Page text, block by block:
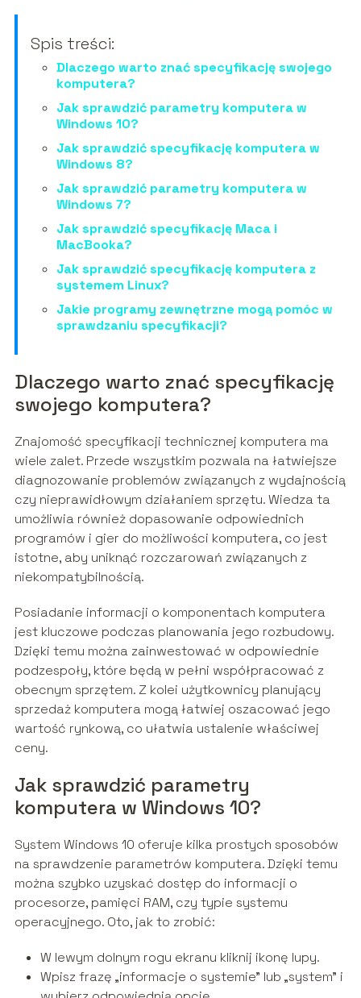
Spis treści:
Dlaczego warto znać specyfikację swojego
komputera?
Jak sprawdzić parametry komputera w
Windows 10?
Jak sprawdzić specyfikację komputera w
Windows 8?
Jak sprawdzić parametry komputera w
Windows 7?
Jak sprawdzić specyfikację Maca i
MacBooka?
Jak sprawdzić specyfikację komputera z
systemem Linux?
Jakie programy zewnętrzne mogą pomóc w
sprawdzaniu specyfikacji?
Dlaczego warto znać specyfikację
swojego komputera?
Znajomość specyfikacji technicznej komputera ma
wiele zalet. Przede wszystkim pozwala na łatwiejsze
diagnozowanie problemów związanych z wydajnością
czy nieprawidłowym działaniem sprzętu. Wiedza ta
umożliwia również dopasowanie odpowiednich
programów i gier do możliwości komputera, co jest
istotne, aby uniknąć rozczarowań związanych z
niekompatybilnością.
Posiadanie informacji o komponentach komputera
jest kluczowe podczas planowania jego rozbudowy.
Dzięki temu można zainwestować w odpowiednie
podzespoły, które będą w pełni współpracować z
obecnym sprzętem. Z kolei użytkownicy planujący
sprzedaż komputera mogą łatwiej oszacować jego
wartość rynkową, co ułatwia ustalenie właściwej
ceny.
Jak sprawdzić parametry
komputera w Windows 10?
System Windows 10 oferuje kilka prostych sposobów
na sprawdzenie parametrów komputera. Dzięki temu
można szybko uzyskać dostęp do informacji o
procesorze, pamięci RAM, czy typie systemu
operacyjnego. Oto, jak to zrobić:
W lewym dolnym rogu ekranu kliknij ikonę lupy.
Wpisz frazę „informacje o systemie” lub „system” i